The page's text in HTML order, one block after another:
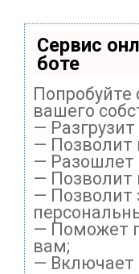
Сервис
боте
Попробуйте
вашего
—
— Позволит
— Разошлет
— Позволит
— Позволит
— Поможет
вам;
— Включает